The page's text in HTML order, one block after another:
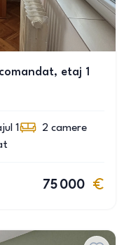
etaj 1
1 2 camere
75 000